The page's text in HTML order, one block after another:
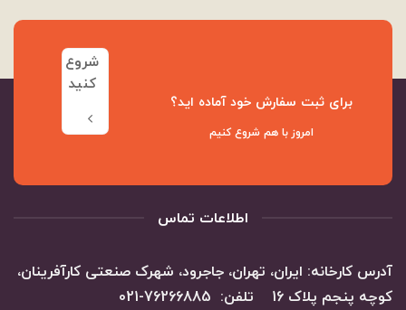
برای ثبت سفارش خود آماده اید؟
امروز با هم شروع کنیم
شروع
کنید
اطلاعات تماس
آدرس کارخانه: ایران، تهران، جاجرود، شهرک صنعتی کارآفرینان،
کوچه پنجم پلاک 16 تلفن: 76266885-021